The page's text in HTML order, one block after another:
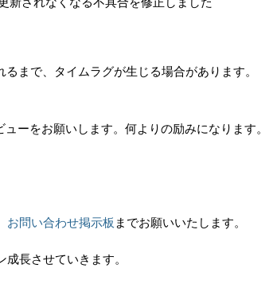
まで、タイムラグが生じる場合があります。
ーをお願いします。何よりの励みになります。
お問い合わせ掲示板 までお願いいたします。
長させていきます。